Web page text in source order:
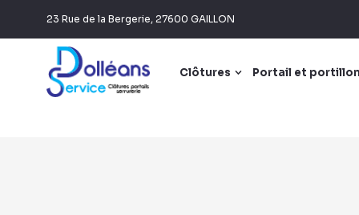
23 Rue de la Bergerie, 27600 GAILLON
Clôtures Portail et